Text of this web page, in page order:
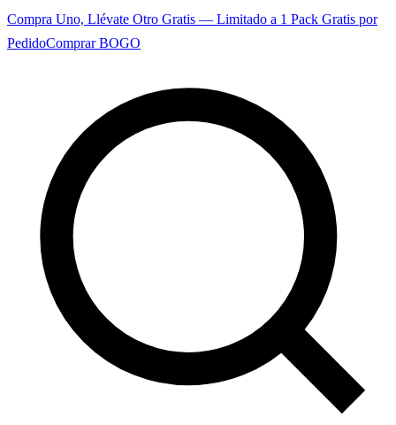
Compra Uno, Llévate Otro Gratis — Limitado a 1 Pack Gratis por
PedidoComprar BOGO